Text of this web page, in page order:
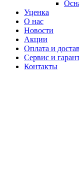
Уценка
О нас
Новости
Акции
Оплата и
Сервис и
Контакты